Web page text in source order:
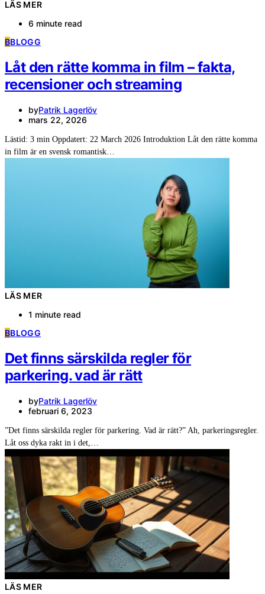
LÄS MER
6 minute read
BBLOGG
Låt den rätte komma in film – fakta,
recensioner och streaming
byPatrik Lagerlöv
mars 22, 2026
Lästid: 3 min Oppdatert: 22 March 2026 Introduktion Låt den rätte komma
in film är en svensk romantisk…
LÄS MER
1 minute read
BBLOGG
Det finns särskilda regler för
parkering. vad är rätt
byPatrik Lagerlöv
februari 6, 2023
”Det finns särskilda regler för parkering. Vad är rätt?” Ah, parkeringsregler.
Låt oss dyka rakt in i det,…
LÄS MER